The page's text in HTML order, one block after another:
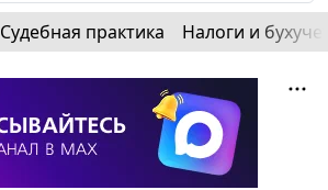
Судебная практика Налоги и